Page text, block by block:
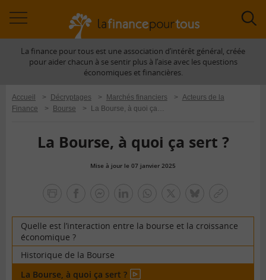
àLa finance pour tous est une association d’intérêt général, créée
pour aider chacun à se sentir plus à l’aise avec les questions
économiques et financières.
Accueil > Décryptages > Marchés financiers > Acteurs de la
Finance
> Bourse > La Bourse, à quoi ça sert ?
La Bourse, à quoi ça sert ?
Mise à jour le 07 janvier 2025
tous
lien
Quelle est l’interaction entre la bourse et la croissance
économique ?
Historique de la Bourse
La Bourse, à quoi ça sert ?En